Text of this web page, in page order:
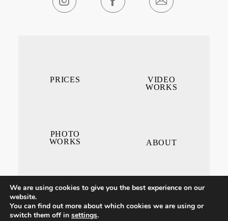
VIDEO
WORKS
ABOUT
PRICES
PHOTO
WORKS
CONTACT ME
We are using cookies to give you the best experience on our
website.
You can find out more about which cookies we are using or
switch them off in settings.